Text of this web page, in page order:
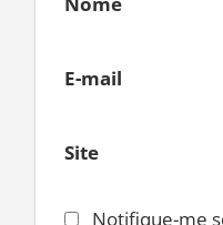
E-mail
Site
Notifique-me